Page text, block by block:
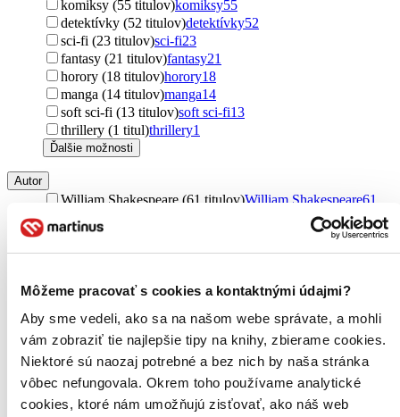
Môžeme pracovať s cookies a kontaktnými údajmi?
Aby sme vedeli, ako sa na našom webe správate, a mohli
vám zobraziť tie najlepšie tipy na knihy, zbierame cookies.
Niektoré sú naozaj potrebné a bez nich by naša stránka
vôbec nefungovala. Okrem toho používame analytické
cookies, ktoré nám umožňujú zisťovať, ako náš web
komiksy (55 titulov)komiksy55
detektívky (52 titulov)detektívky52
sci-fi (23 titulov)sci-fi23
fantasy (21 titulov)fantasy21
horory (18 titulov)horory18
manga (14 titulov)manga14
soft sci-fi (13 titulov)soft sci-fi13
thrillery (1 titul)thrillery1
Ďalšie možnosti
Autor
William Shakespeare (61 titulov)William Shakespeare61
Agatha Christie (31 titulov)
31
Albert Camus (18 titulov)
Robert Louis Stevenson (17 titulov)Robert Louis
Mary Shelley (11 titulov) Mary Shelley11
Wollstonecraft Shelley 11
Robert Kirkman (4 tituly)Robert Kirkman4
Mikaël Ross (4 tituly)Mikaël Ross4
Mikael Ross (4 tituly)
Mikael Ross 4
James O'Barr (3 tituly) James O'Barr 3
Louis Robert Stevenson (3 tituly)Louis Robert Stevenson